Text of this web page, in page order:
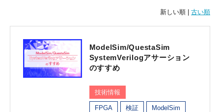
新しい順 | 古い順
ModelSim/QuestaSim
SystemVerilogアサーション
のすすめ
技術情報
FPGA 検証 ModelSim